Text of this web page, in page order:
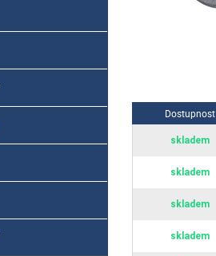
Dostupnost
skladem
skladem
skladem
skladem